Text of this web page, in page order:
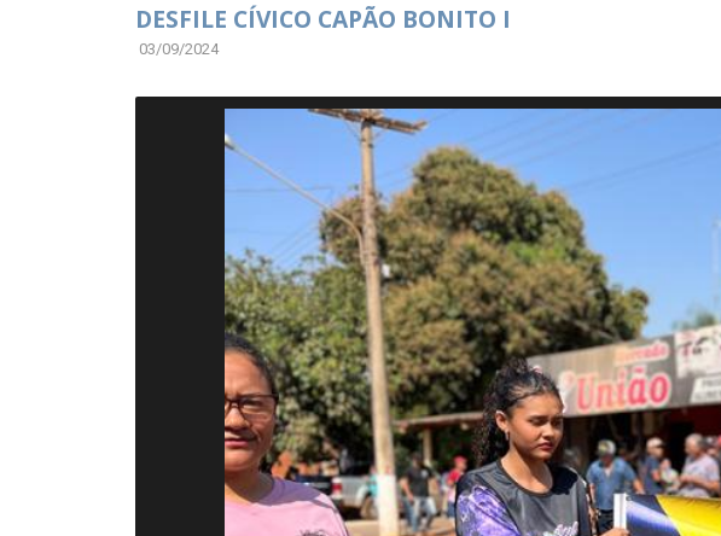
DESFILE CÍVICO CAPÃO BONITO I
03/09/2024